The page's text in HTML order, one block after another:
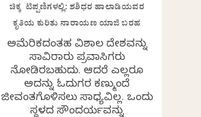
ಚಿಕ್ಕ ಟಿಪ್ಪಣಿಗಳಲ್ಲಿ: ಶಶಿಧರ ಹಾಲಾಡಿಯವರ
ಕೃತಿಯ ಕುರಿತು ನಾರಾಯಣ ಯಾಜಿ ಬರಹ
ಅಮೆರಿಕದಂತಹ ವಿಶಾಲ ದೇಶವನ್ನು
ಸಾವಿರಾರು ಪ್ರವಾಸಿಗರು
ನೋಡಿರಬಹುದು. ಆದರೆ ಎಲ್ಲರೂ
ಅದನ್ನು ಓದುಗರ ಕಣ್ಮುಂದೆ
ಜೀವಂತಗೊಳಿಸಲು ಸಾಧ್ಯವಿಲ್ಲ. ಒಂದು
ಸ್ಥಳದ ಸೌಂದರ್ಯವನ್ನು